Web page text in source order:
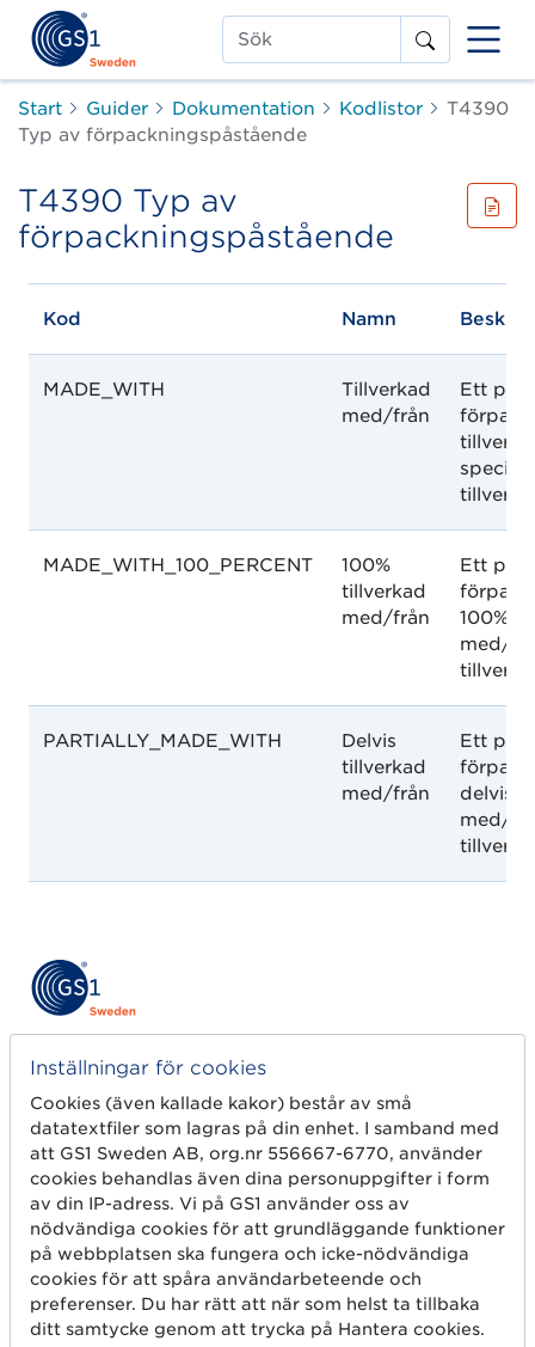
Sök
Start Guider Dokumentation Kodlistor
T4390
Typ av förpackningspåstående
T4390 Typ av
förpackningspåstående
Kod Namn
MADE_WITH
Tillverkad
med/från
Ett
specifik
MADE_WITH_100_PERCENT
100%
tillverkad
med/från
Ett
100%
med/
PARTIALLY_MADE_WITH
Delvis
tillverkad
med/från
Ett
delvis
med/
Kom igång
Skapa streckkod
Använd GLN
Sälj på marknadsplatser
Dela artikelinformation
Mät produkten rätt
Börja med spårbarhet
Inställningar för cookies
Cookies (även kallade kakor) består av små
datatextfiler som lagras på din enhet. I samband med
att GS1 Sweden AB, org.nr 556667-6770, använder
cookies behandlas även dina personuppgifter i form
av din IP-adress. Vi på GS1 använder oss av
nödvändiga cookies för att grundläggande funktioner
på webbplatsen ska fungera och icke-nödvändiga
cookies för att spåra användarbeteende och
preferenser. Du har rätt att när som helst ta tillbaka
ditt samtycke genom att trycka på Hantera cookies.